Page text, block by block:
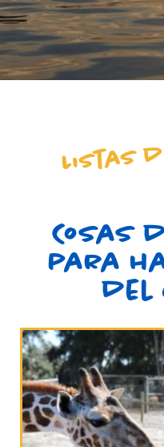
Listas
Cosas
para
del